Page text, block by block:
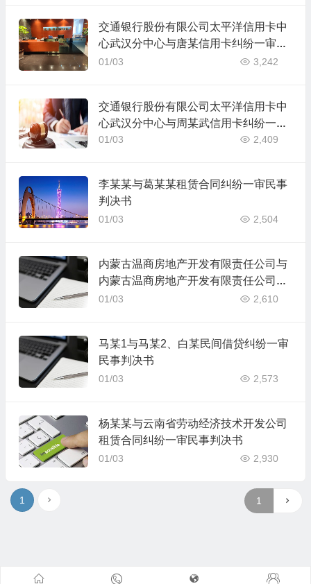
交通银行股份有限公司太平洋信用卡中
心武汉分中心与唐某信用卡纠纷一审民
事判决书
01/03 3,242
交通银行股份有限公司太平洋信用卡中
心武汉分中心与周某武信用卡纠纷一审
民事判决书
01/03 2,409
李某某与葛某某租赁合同纠纷一审民事
判决书
01/03 2,504
内蒙古温商房地产开发有限责任公司与
内蒙古温商房地产开发有限责任公司乌
拉特前旗分公司、牛某1房屋拆迁安置
01/03 2,610
马某1与马某2、白某民间借贷纠纷一审
民事判决书
01/03 2,573
杨某某与云南省劳动经济技术开发公司
租赁合同纠纷一审民事判决书
01/03 2,930
1